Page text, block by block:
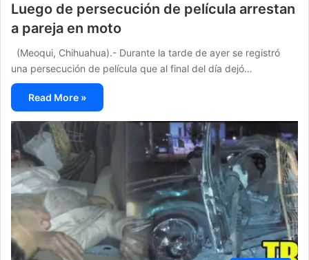
Luego de persecución de película arrestan
a pareja en moto
(Meoqui, Chihuahua).- Durante la tarde de ayer se registró
una persecución de película que al final del día dejó…
Read More »